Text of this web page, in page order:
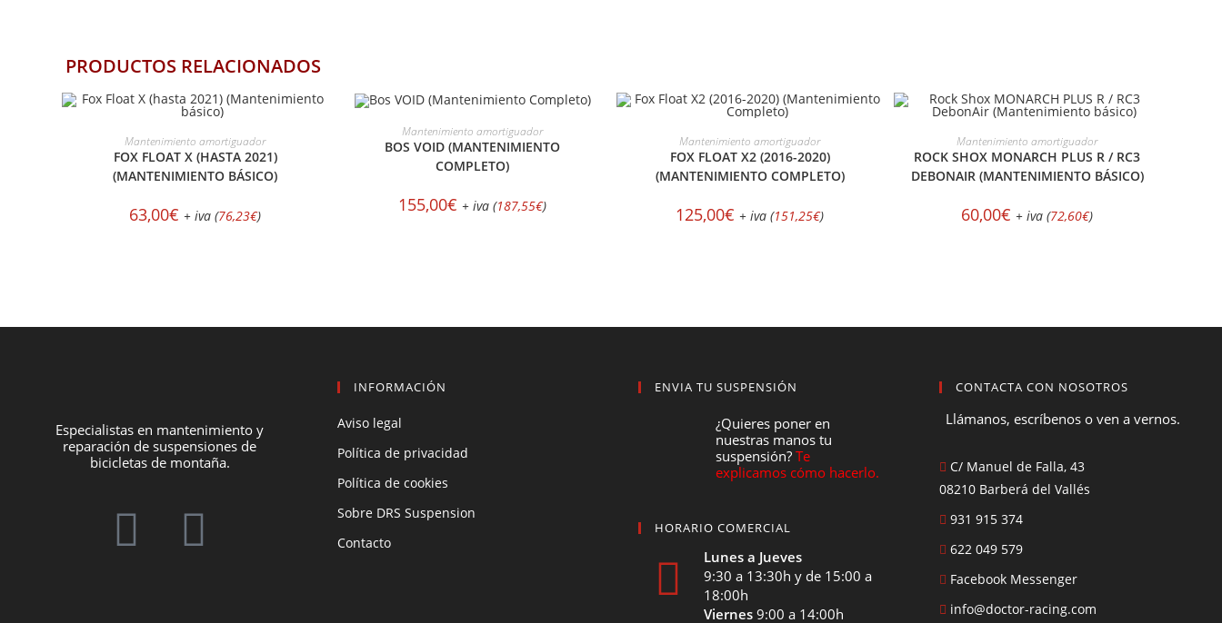
PRODUCTOS RELACIONADOS
SELECCIONAR OPCIONES
Mantenimiento amortiguador
FOX FLOAT X (HASTA 2021)
(MANTENIMIENTO BÁSICO)
63,00€ + iva (76,23€)
SELECCIONAR OPCIONES
Mantenimiento amortiguador
BOS VOID (MANTENIMIENTO
COMPLETO)
155,00€ + iva (187,55€)
SELECCIONAR OPCIONES
Mantenimiento amortiguador
FOX FLOAT X2 (2016-2020)
(MANTENIMIENTO COMPLETO)
125,00€ + iva (151,25€)
SELECCIONAR OPCIONES
Mantenimiento amortiguador
ROCK SHOX MONARCH PLUS R / RC3
DEBONAIR (MANTENIMIENTO BÁSICO)
60,00€ + iva (72,60€)
Especialistas en mantenimiento y
reparación de suspensiones de
bicicletas de montaña.
INFORMACIÓN
Aviso legal
Política de privacidad
Política de cookies
Sobre DRS Suspension
Contacto
ENVIA TU SUSPENSIÓN
¿Quieres poner en
nuestras manos tu
suspensión?Te
explicamos cómo hacerlo.
HORARIO COMERCIAL
Lunes a Jueves
9:30 a 13:30h y de 15:00 a
18:00h
Viernes9:00 a 14:00h
CONTACTA CON NOSOTROS
Llámanos, escríbenos o ven a vernos.
C/ Manuel de Falla, 43
08210 Barberá del Vallés
931 915 374
622 049 579
Facebook Messenger
info@doctor-racing.com